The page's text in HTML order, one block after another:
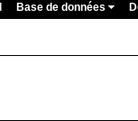
Base de données